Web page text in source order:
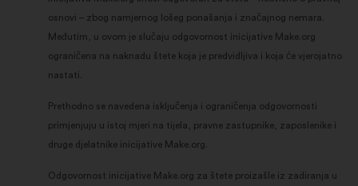
osnovi – zbog namjernog lošeg ponašanja i značajnog nemara.
Međutim, u ovom je slučaju odgovornost inicijative Make.org
ograničena na naknadu štete koja je predvidljiva i koja će vjerojatno
nastati.
Prethodno se navedena isključenja i ograničenja odgovornosti
primjenjuju u istoj mjeri na tijela, pravne zastupnike, zaposlenike i
druge djelatnike inicijative Make.org.
Odgovornost inicijative Make.org za štete proizašle iz zadiranja u